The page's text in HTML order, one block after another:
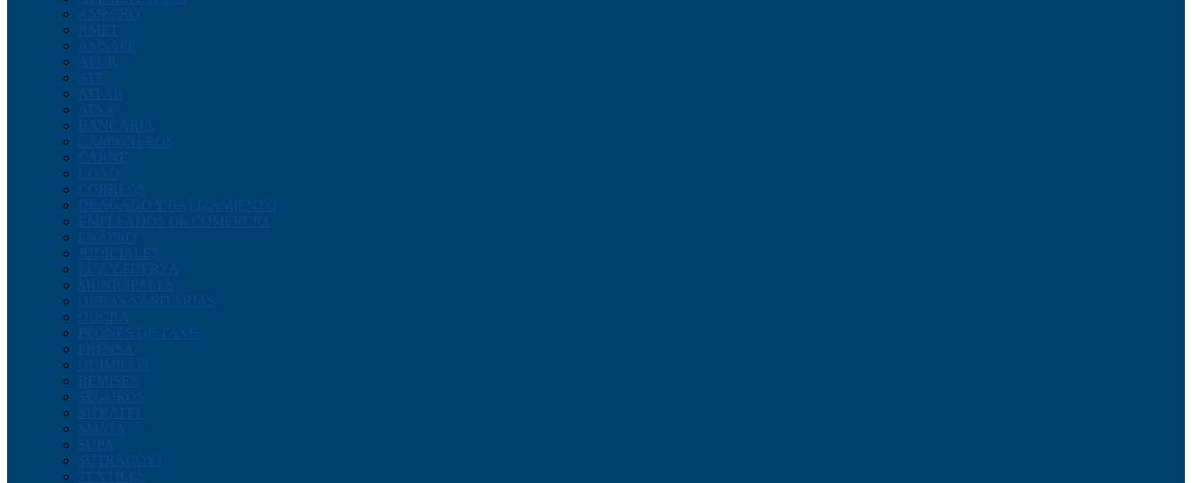
AMECRO
AMET
AMSAFE
APUR
ATE
ATFAR
ATSA
BANCARIA
CAMIONEROS
CARNE
COAD
CORREOS
DRAGADO Y BALIZAMIENTO
EMPLEADOS DE COMERCIO
ENAPRO
JUDICIALES
LUZ Y FUERZA
MUNICIPALES
OBRAS SANITARIAS
OUCRA
PEONES DE TAXIS
PRENSA
QUIMICOS
REMISES
SEGUROS
SITRATEL
SMATA
SUPA
SUTRACOVI
TEXTILES